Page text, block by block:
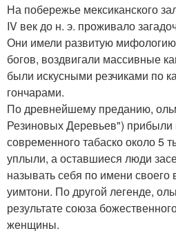
На побережье мексиканского
IV век до н. э. проживало
Они имели развитую
богов, воздвигали массивные
были искусными резчиками по
гончарами.
По древнейшему преданию,
Резиновых Деревьев")
современного табаско около 5
уплыли, а оставшиеся люди
называть себя по имени своего
уимтони. По другой легенде,
результате союза
женщины.